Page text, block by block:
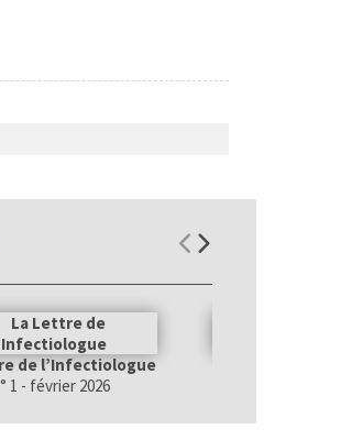
de l’Infectiologue
1 - février 2026